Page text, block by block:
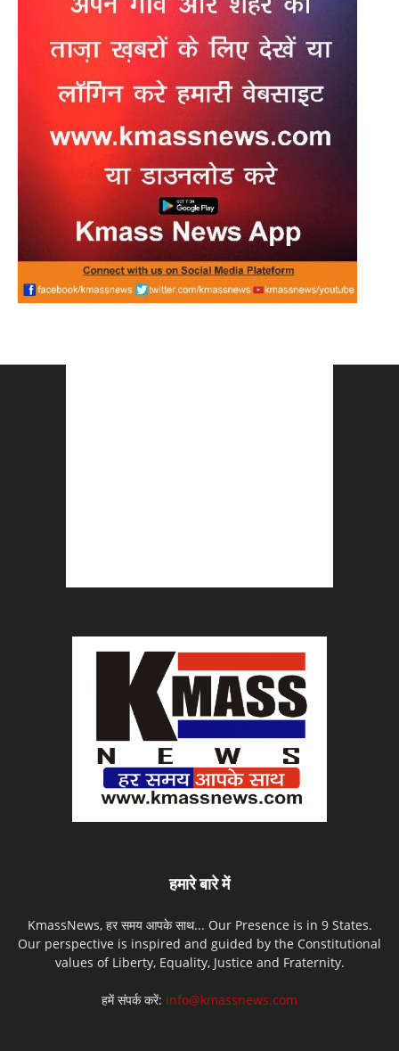
हमारे बारे में
KmassNews, हर समय आपके साथ... Our Presence is in 9 States.
Our perspective is inspired and guided by the Constitutional
values of Liberty, Equality, Justice and Fraternity.
हमें संपर्क करें: info@kmassnews.com